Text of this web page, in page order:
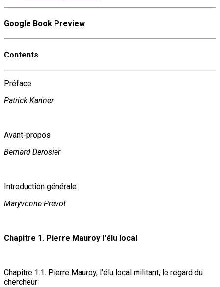
Google Book Preview
Contents
Préface
Patrick Kanner
Avant-propos
Bernard Derosier
Introduction générale
Maryvonne Prévot
Chapitre 1. Pierre Mauroy l'élu local
Chapitre 1.1. Pierre Mauroy, l'élu local militant, le regard du
chercheur